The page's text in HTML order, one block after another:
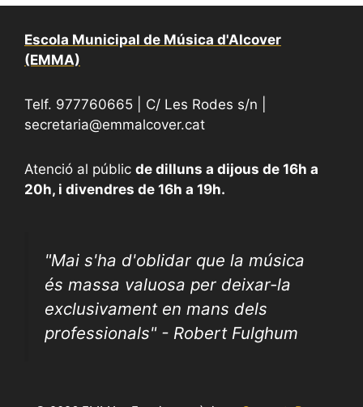
Escola Municipal de Música d'Alcover
(EMMA)
Telf. 977760665 | C/ Les Rodes s/n |
secretaria@emmalcover.cat
Atenció al públic de dilluns a dijous de 16h a
20h, i divendres de 16h a 19h.
"Mai s'ha d'oblidar que la música
és massa valuosa per deixar-la
exclusivament en mans dels
professionals" - Robert Fulghum